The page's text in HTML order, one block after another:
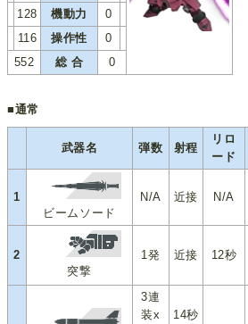
128
機動力
0
116
操作性
0
552
総 合 0
■通常
武器名 弾数 射程
リロ
ード
1
ビームソード
N/A 近接 N/A
2
突撃
1発 近接 12秒
3連
装x
14秒